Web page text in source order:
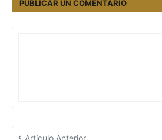
PUBLICAR UN COMENTARIO
Artículo Anterior